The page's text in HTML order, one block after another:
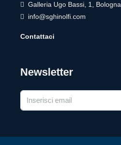
Galleria Ugo Bassi, 1, Bologna
info@sghinolfi.com
Contattaci
Newsletter